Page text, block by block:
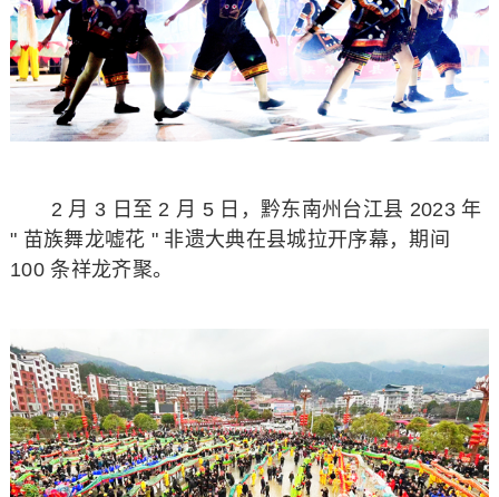
2 月 3 日至 2 月 5 日，黔东南州台江县 2023 年
" 苗族舞龙嘘花 " 非遗大典在县城拉开序幕，期间
100 条祥龙齐聚。